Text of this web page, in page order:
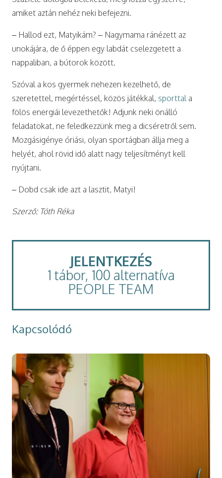
amiket aztán nehéz neki befejezni.
– Hallod ezt, Matyikám? – Nagymama ránézett az
unokájára, de ő éppen egy labdát cselezgetett a
nappaliban, a bútorok között.
Szóval a kos gyermek nehezen kezelhető, de
szeretettel, megértéssel, közös játékkal, sporttal a
fölös energiái levezethetők! Adjunk neki önálló
feladatokat, ne feledkezzünk meg a dicséretről sem.
Mozgásigénye óriási, olyan sportágban állja meg a
helyét, ahol rövid idő alatt nagy teljesítményt kell
nyújtani.
– Dobd csak ide azt a lasztit, Matyi!
Szerző: Tóth Réka
JELENTKEZÉS
1 tábor, 100 alternatíva
PEOPLE TEAM
Kapcsolódó